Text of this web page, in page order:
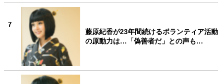
7
藤原紀香が23年間続けるボランティア活動
の原動力は…「偽善者だ」との声も…